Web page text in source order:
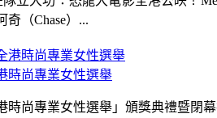
（Chase）...
時尚專業女性選舉
時尚專業女性選舉」頒獎典禮暨閉